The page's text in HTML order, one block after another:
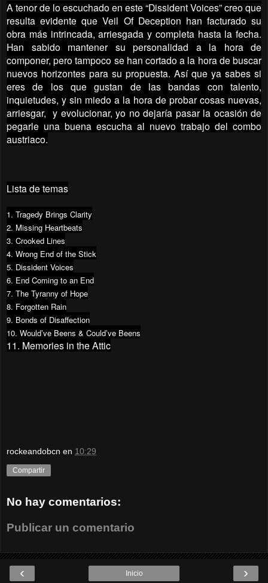
A tenor de lo escuchado en este “Dissident Voices” creo que
resulta evidente que Veil Of Deception han facturado su
obra más intrincada, arriesgada y completa hasta la fecha.
Han sabido mantener su personalidad a la hora de
componer, pero tampoco se han cortado a la hora de buscar
nuevos horizontes para su propuesta. Así que ya sabes si
eres de los que gustan de las bandas con talento,
inquietudes, y sin miedo a la hora de probar cosas nuevas,
arriesgar, y evolucionar, yo no dejaría pasar la ocasión de
pegarle una buena escucha al nuevo trabajo del combo
austriaco.
Lista de temas
1. Tragedy Brings Clarity
2. Missing Heartbeats
3. Crooked Lines
4. Wrong End of the Stick
5. Dissident Voices
6. End Coming to an End
7. The Tyranny of Hope
8. Forgotten Rain
9. Bonds of Disaffection
10. Would’ve Beens & Could’ve Beens
11. Memories in the Attic
rockeandobcn en 10:29
Compartir
No hay comentarios:
Publicar un comentario
‹ ›
Inicio